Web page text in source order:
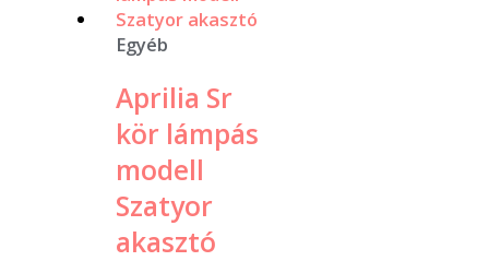
Egyéb
Aprilia Sr
kör lámpás
modell
Szatyor
akasztó